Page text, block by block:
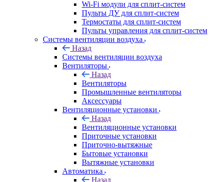
Wi-Fi модули для сплит-систем
Пульты ДУ для сплит-систем
Термостаты для сплит-систем
Пульты управления для сплит-систем
Системы вентиляции воздуха
Назад
Системы вентиляции воздуха
Вентиляторы
Назад
Вентиляторы
Промышленные вентиляторы
Аксессуары
Вентиляционные установки
Назад
Вентиляционные установки
Приточные установки
Приточно-вытяжные
Бытовые установки
Вытяжные установки
Автоматика
Назад